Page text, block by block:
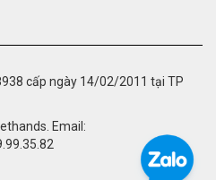
cấp ngày 14/02/2011 tại TP
Email: